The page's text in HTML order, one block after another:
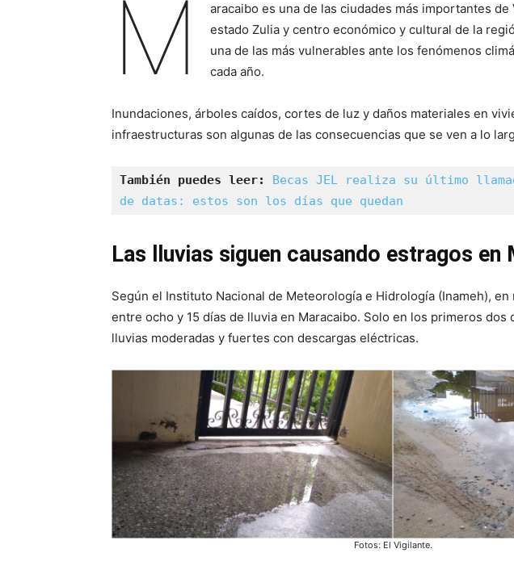
M
aracaibo es una de las ciudades más importantes de
estado Zulia y centro económico y cultural de la
una de las más vulnerables ante los fenómenos
cada año.
Inundaciones, árboles caídos, cortes de luz y daños materiales en
infraestructuras son algunas de las consecuencias que se ven a lo
También puedes leer: Becas JEL realiza su último
de datas: estos son los días que quedan
Las lluvias siguen causando estragos en
Según el Instituto Nacional de Meteorología e Hidrología (Inameh),
entre ocho y 15 días de lluvia en Maracaibo. Solo en los primeros dos
lluvias moderadas y fuertes con descargas eléctricas.
Fotos: El Vigilante.